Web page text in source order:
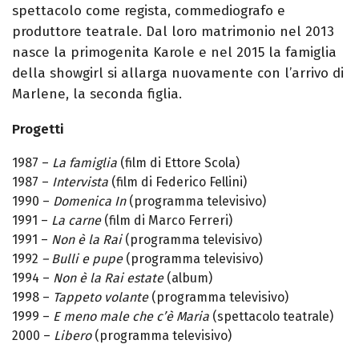
spettacolo come regista, commediografo e
produttore teatrale. Dal loro matrimonio nel 2013
nasce la primogenita Karole e nel 2015 la famiglia
della showgirl si allarga nuovamente con l’arrivo di
Marlene, la seconda figlia.
Progetti
1987 – La famiglia (film di Ettore Scola)
1987 – Intervista (film di Federico Fellini)
1990 – Domenica In(programma televisivo)
1991 – La carne (film di Marco Ferreri)
1991 – Non è la Rai(programma televisivo)
1992 – Bulli e pupe(programma televisivo)
1994 – Non è la Rai estate(album)
1998 – Tappeto volante(programma televisivo)
1999 – E meno male che c’è Maria (spettacolo teatrale)
2000 – Libero(programma televisivo)